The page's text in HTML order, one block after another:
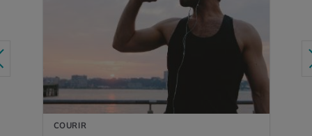
COURIR
EN SAVOIR PLUS